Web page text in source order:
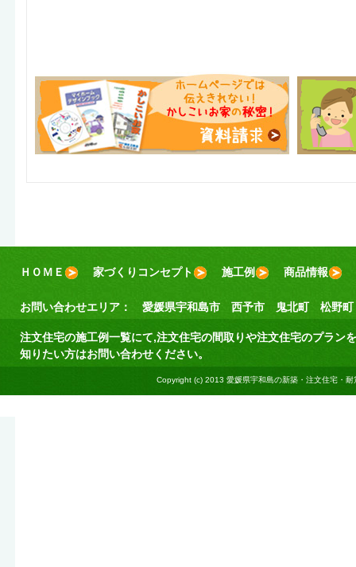
ＨＯＭＥ 家づくりコンセプト 施工例 商品情報
お問い合わせエリア： 愛媛県宇和島市 西予市 鬼北町 松野町
注文住宅の施工例一覧にて,注文住宅の間取りや注文住宅のプラン
知りたい方はお問い合わせください。
Copyright (c) 2013 愛媛県宇和島の新築・注文住宅・